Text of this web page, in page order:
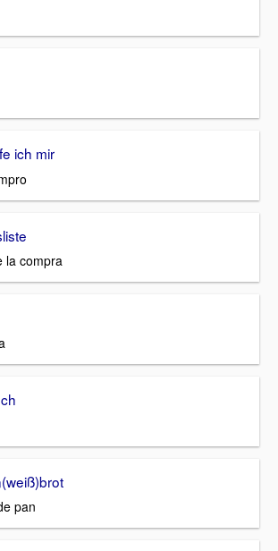
ich mir
la compra
pan